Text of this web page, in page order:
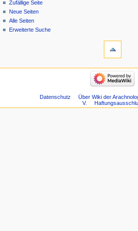
Zufällige Seite
Neue Seiten
Alle Seiten
Erweiterte Suche
Datenschutz
Über Wiki der
V.